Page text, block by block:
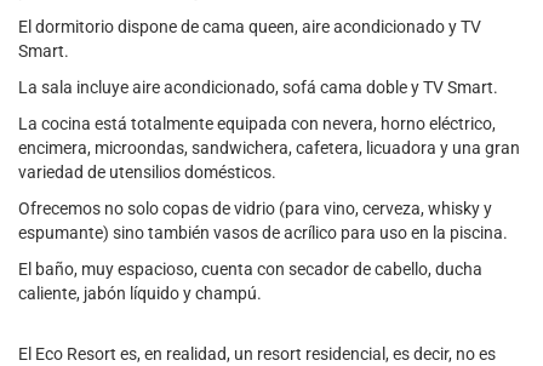
El dormitorio dispone de cama queen, aire acondicionado y TV
Smart.
La sala incluye aire acondicionado, sofá cama doble y TV Smart.
La cocina está totalmente equipada con nevera, horno eléctrico,
encimera, microondas, sandwichera, cafetera, licuadora y una gran
variedad de utensilios domésticos.
Ofrecemos no solo copas de vidrio (para vino, cerveza, whisky y
espumante) sino también vasos de acrílico para uso en la piscina.
El baño, muy espacioso, cuenta con secador de cabello, ducha
caliente, jabón líquido y champú.
El Eco Resort es, en realidad, un resort residencial, es decir, no es